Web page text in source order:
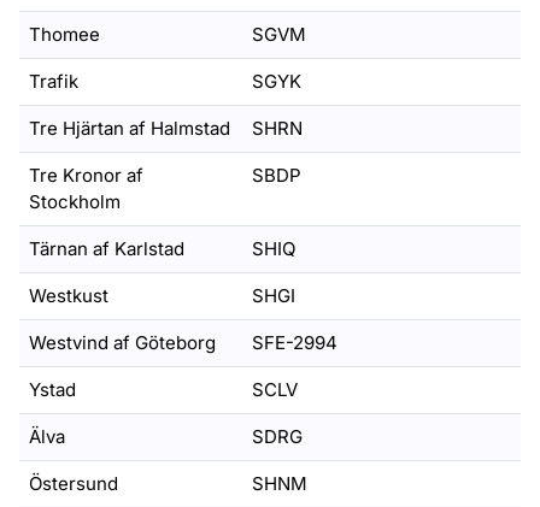
Thomee SGVM
Trafik SGYK
Tre Hjärtan af Halmstad SHRN
Tre Kronor af
Stockholm
SBDP
Tärnan af Karlstad SHIQ
Westkust SHGI
Westvind af Göteborg SFE-2994
Ystad SCLV
Älva SDRG
Östersund SHNM